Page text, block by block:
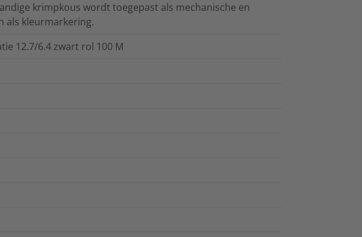
krimpkous wordt toegepast als mechanische en
als kleurmarkering.
12.7/6.4 zwart rol 100 M